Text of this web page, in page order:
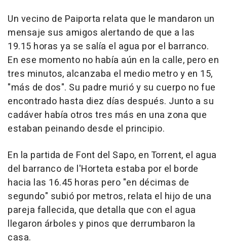
Un vecino de Paiporta relata que le mandaron un
mensaje sus amigos alertando de que a las
19.15 horas ya se salía el agua por el barranco.
En ese momento no había aún en la calle, pero en
tres minutos, alcanzaba el medio metro y en 15,
"más de dos". Su padre murió y su cuerpo no fue
encontrado hasta diez días después. Junto a su
cadáver había otros tres más en una zona que
estaban peinando desde el principio.
En la partida de Font del Sapo, en Torrent, el agua
del barranco de l'Horteta estaba por el borde
hacia las 16.45 horas pero "en décimas de
segundo" subió por metros, relata el hijo de una
pareja fallecida, que detalla que con el agua
llegaron árboles y pinos que derrumbaron la
casa.